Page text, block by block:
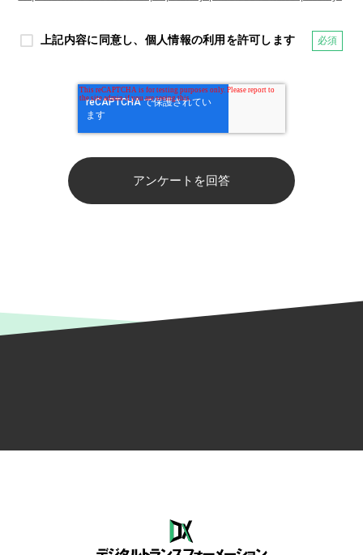
上記内容に同意し、個人情報の利用を許可します